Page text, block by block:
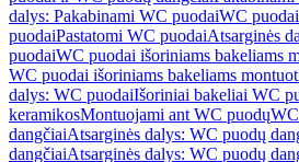
dalys: Pakabinami WC puodaiWC puodai
puodaiPastatomi WC puodaiAtsarginės
puodaiWC puodai išoriniams bakeliams
WC puodai išoriniams bakeliams
dalys: WC puodaiIšoriniai bakeliai WC
keramikosMontuojami ant WC puodų
dangčiaiAtsarginės dalys: WC puodų
dangčiaiAtsarginės dalys: WC puodų